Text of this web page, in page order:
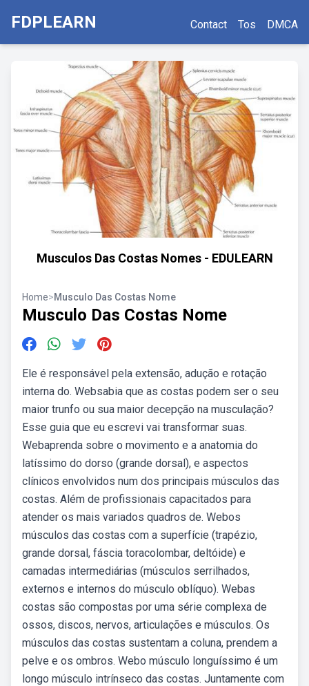
FDPLEARN Contact Tos DMCA
Musculos Das Costas Nomes - EDULEARN
Home>Musculo Das Costas Nome
Musculo Das Costas Nome
Ele é responsável pela extensão, adução e rotação
interna do. Websabia que as costas podem ser o seu
maior trunfo ou sua maior decepção na musculação?
Esse guia que eu escrevi vai transformar suas.
Webaprenda sobre o movimento e a anatomia do
latíssimo do dorso (grande dorsal), e aspectos
clínicos envolvidos num dos principais músculos das
costas. Além de profissionais capacitados para
atender os mais variados quadros de. Webos
músculos das costas com a superfície (trapézio,
grande dorsal, fáscia toracolombar, deltóide) e
camadas intermediárias (músculos serrilhados,
externos e internos do músculo oblíquo). Webas
costas são compostas por uma série complexa de
ossos, discos, nervos, articulações e músculos. Os
músculos das costas sustentam a coluna, prendem a
pelve e os ombros. Webo músculo longuíssimo é um
longo músculo intrínseco das costas. Juntamente com